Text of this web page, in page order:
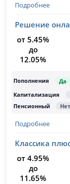
Подробнее
Решение
от 5.45%
до
12.05%
Подробнее
Классика
от 4.95%
до
11.65%